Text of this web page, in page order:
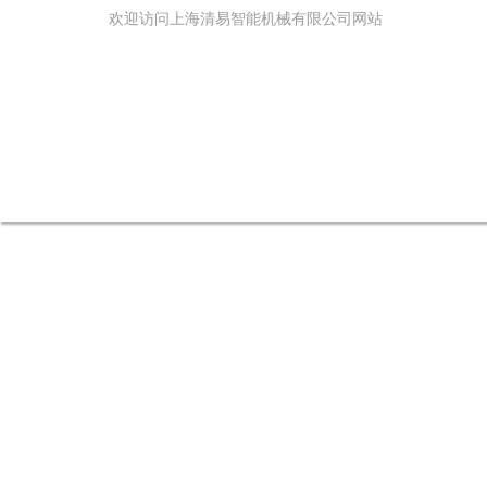
欢迎访问上海清易智能机械有限公司网站